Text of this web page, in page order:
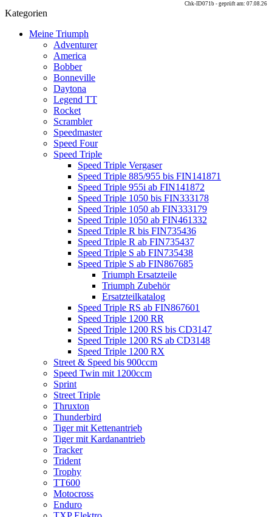
Chk-ID071b - geprüft am: 07.08.26
Kategorien
Meine Triumph
Adventurer
America
Bobber
Bonneville
Daytona
Legend TT
Rocket
Scrambler
Speedmaster
Speed Four
Speed Triple
Speed Triple Vergaser
Speed Triple 885/955 bis FIN141871
Speed Triple 955i ab FIN141872
Speed Triple 1050 bis FIN333178
Speed Triple 1050 ab FIN333179
Speed Triple 1050 ab FIN461332
Speed Triple R bis FIN735436
Speed Triple R ab FIN735437
Speed Triple S ab FIN735438
Speed Triple S ab FIN867685
Triumph Ersatzteile
Triumph Zubehör
Ersatzteilkatalog
Speed Triple RS ab FIN867601
Speed Triple 1200 RR
Speed Triple 1200 RS bis CD3147
Speed Triple 1200 RS ab CD3148
Speed Triple 1200 RX
Street & Speed bis 900ccm
Speed Twin mit 1200ccm
Sprint
Street Triple
Thruxton
Thunderbird
Tiger mit Kettenantrieb
Tiger mit Kardanantrieb
Tracker
Trident
Trophy
TT600
Motocross
Enduro